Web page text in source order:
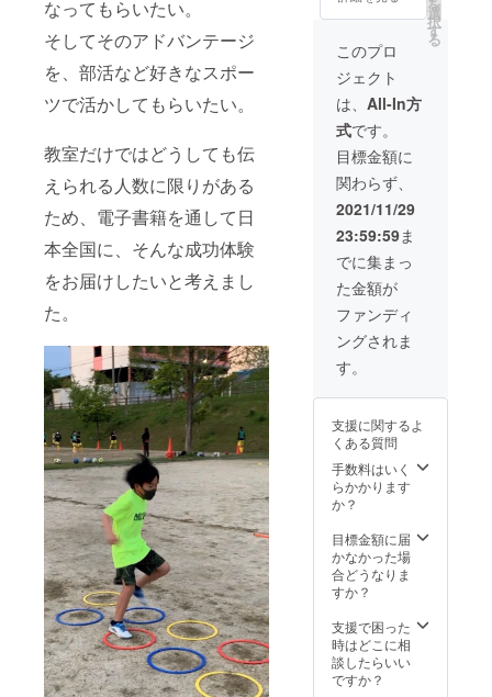
なってもらいたい。
そしてそのアドバンテージ
を、部活など好きなスポー
ツで活かしてもらいたい。
教室だけではどうしても伝
えられる人数に限りがある
ため、電子書籍を通して日
本全国に、そんな成功体験
をお届けしたいと考えまし
た。
できま
す。 20
社限定
です。
※掲載内
容は
メール
にて打
合せさ
せてい
ただき
ます。
※インス
タグラ
ムの掲
載期間
はクラ
ウド
グ終了
後〜
2023年
3月まで
です。
す。 ま
た、イ
ンスタ
グラム
であな
たの企
業情報
を発信
させて
いただ
きま
す。 あ
なたの
企業名
を一般
社団法
人
NEXUS
のHPと
インス
できま
https://
www.ne
xus-ac-
tc-
p.com/
定で
す。
《実業
団チー
「NEX
US
ATHLE
TE
権利で
す。 ユ
ニ
フォー
ムの胸
部分に
企業名
を掲載
させて
いただ
きま
す。 さ
らに、
インス
タグラ
ムであ
なたの
企業情
報を発
信させ
す。 2
です。
※掲載内
容は
メール
にて打
せてい
ただき
ます。
※掲載期
ラウド
ファン
ディン
グ終了
選
択
す
る
このプロ
ジェクト
は、 All-In方
式です。
目標金額に
関わらず、
2021/11/29
23:59:59ま
でに集まっ
た金額が
ファンディ
ングされま
す。
支援に関するよ
くある質問
手数料はいく
らかかります
か？
目標金額に届
かなかった場
合どうなりま
すか？
支援で困った
時はどこに相
談したらいい
ですか？